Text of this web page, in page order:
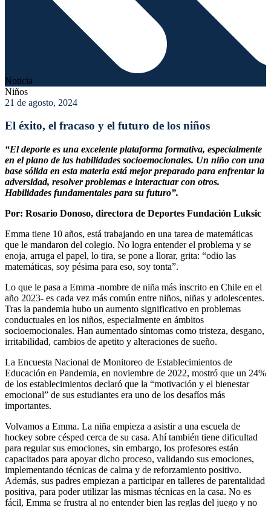
Noticia
Niños
21 de agosto, 2024
El éxito, el fracaso y el futuro de los niños
“El deporte es una excelente plataforma formativa, especialmente
en el plano de las habilidades socioemocionales. Un niño con una
base sólida en esta materia está mejor preparado para enfrentar la
adversidad, resolver problemas e interactuar con otros.
Habilidades fundamentales para su futuro”.
Por: Rosario Donoso, directora de Deportes Fundación Luksic
Emma tiene 10 años, está trabajando en una tarea de matemáticas
que le mandaron del colegio. No logra entender el problema y se
enoja, arruga el papel, lo tira, se pone a llorar, grita: “odio las
matemáticas, soy pésima para eso, soy tonta”.
Lo que le pasa a Emma -nombre de niña más inscrito en Chile en el
año 2023- es cada vez más común entre niños, niñas y adolescentes.
Tras la pandemia hubo un aumento significativo en problemas
conductuales en los niños, especialmente en ámbitos
socioemocionales. Han aumentado síntomas como tristeza, desgano,
irritabilidad, cambios de apetito y alteraciones de sueño.
La Encuesta Nacional de Monitoreo de Establecimientos de
Educación en Pandemia, en noviembre de 2022, mostró que un 24%
de los establecimientos declaró que la “motivación y el bienestar
emocional” de sus estudiantes era uno de los desafíos más
importantes.
Volvamos a Emma. La niña empieza a asistir a una escuela de
hockey sobre césped cerca de su casa. Ahí también tiene dificultad
para regular sus emociones, sin embargo, los profesores están
capacitados para apoyar dicho proceso, validando sus emociones,
implementando técnicas de calma y de reforzamiento positivo.
Además, sus padres empiezan a participar en talleres de parentalidad
positiva, para poder utilizar las mismas técnicas en la casa. No es
fácil, Emma se frustra al no entender bien las reglas del juego y no